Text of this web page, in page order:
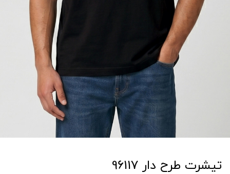
تیشرت طرح دار 96117